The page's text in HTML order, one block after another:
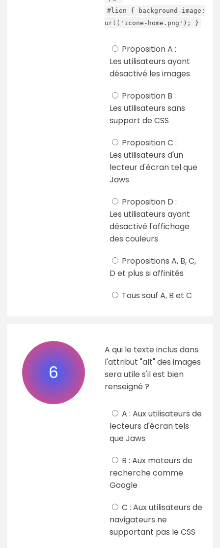
#lien { background-image:
url('icone-home.png'); }
Proposition A :
Les utilisateurs ayant
désactivé les images
Proposition B :
Les utilisateurs sans
support de CSS
Proposition C :
Les utilisateurs d'un
lecteur d'écran tel que
Jaws
Proposition D :
Les utilisateurs ayant
désactivé l'affichage
des couleurs
Propositions A, B, C,
D et plus si affinités
Tous sauf A, B et C
6
A qui le texte inclus dans
l'attribut "alt" des images
sera utile s'il est bien
renseigné ?
A : Aux utilisateurs de
lecteurs d'écran tels
que Jaws
B : Aux moteurs de
recherche comme
Google
C : Aux utilisateurs de
navigateurs ne
supportant pas le CSS